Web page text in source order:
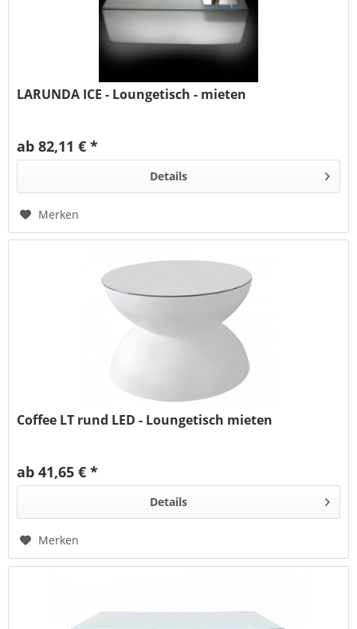
LARUNDA ICE - Loungetisch - mieten
ab 82,11 € *
Details
Merken
Coffee LT rund LED - Loungetisch mieten
ab 41,65 € *
Details
Merken